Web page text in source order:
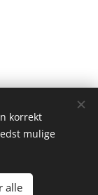
korrekt
mulige
alle